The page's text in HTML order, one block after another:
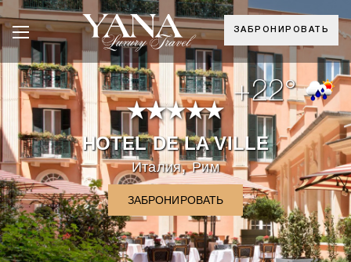
ЗАБРОНИРОВАТЬ
+22°
HOTEL DE LA VILLE
Италия,Рим
ЗАБРОНИРОВАТЬ